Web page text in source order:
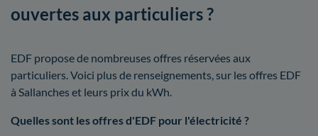
ouvertes aux particuliers ?
EDF propose de nombreuses offres réservées aux
particuliers. Voici plus de renseignements, sur les offres EDF
à Sallanches et leurs prix du kWh.
Quelles sont les offres d'EDF pour l'électricité ?